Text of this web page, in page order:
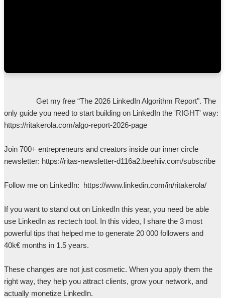
only guide you need to start building on LinkedIn the 'RIGHT' way:
https://ritakerola.com/algo-report-2026-page
Join 700+ entrepreneurs and creators inside our inner circle
newsletter: https://ritas-newsletter-d116a2.beehiiv.com/subscribe
Follow me on LinkedIn:  https://www.linkedin.com/in/ritakerola/
If you want to stand out on LinkedIn this year, you need be able
use LinkedIn as rectech tool. In this video, I share the 3 most
powerful tips that helped me to generate 20 000 followers and
40k€ months in 1.5 years.
These changes are not just cosmetic. When you apply them the
right way, they help you attract clients, grow your network, and
actually monetize LinkedIn.